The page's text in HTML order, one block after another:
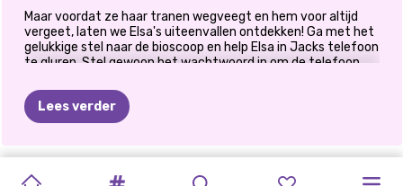
Maar voordat ze haar tranen wegveegt en hem voor altijd
vergeet, laten we Elsa's uiteenvallen ontdekken! Ga met het
gelukkige stel naar de bioscoop en help Elsa in Jacks telefoon
te gluren. Stel gewoon het wachtwoord in om de telefoon
Jacks telefoon. Deze speciale taak vereist veel precisie en
aandacht, maar als je bekend bent met slappe spellen, dan
zul je het gemakkelijk voltooien. Houd Jack bezig met
ingedrukt om Elsa te helpen door zijn telefoon te scannen.
Lees verder
GOLDIE
ELLIE PRINSES
ELLIE